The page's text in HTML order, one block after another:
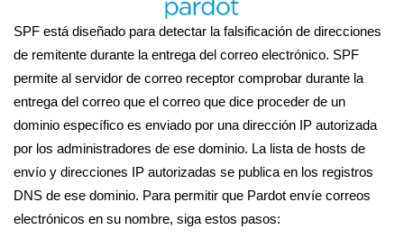
SPF está diseñado para detectar la falsificación de direcciones
de remitente durante la entrega del correo electrónico. SPF
permite al servidor de correo receptor comprobar durante la
entrega del correo que el correo que dice proceder de un
dominio específico es enviado por una dirección IP autorizada
por los administradores de ese dominio. La lista de hosts de
envío y direcciones IP autorizadas se publica en los registros
DNS de ese dominio. Para permitir que Pardot envíe correos
electrónicos en su nombre, siga estos pasos: